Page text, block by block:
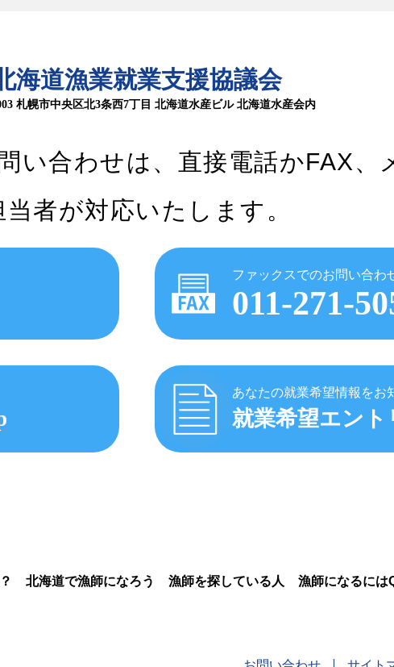
海道漁業就業支援協議会
札幌市中央区北3条西7丁目 北海道水産ビル 北海道水産会内
い合わせは、 直接電話かFAX、
当者が対応いたします。
ファックスでのお問い合わ
011-271-
あなたの就業希望情報をお
就業希望エント
北海道で漁師になろう 漁師を探している人 漁師になるには